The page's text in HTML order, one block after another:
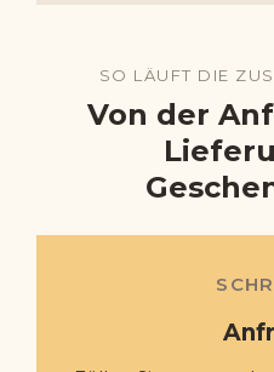
SO LÄUFT DIE
Von der